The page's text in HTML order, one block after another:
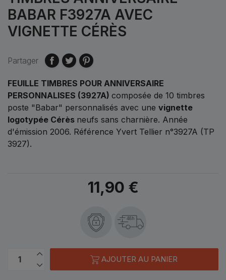
BABAR F3927A AVEC
VIGNETTE CÉRÈS
Partager
FEUILLE TIMBRES POUR ANNIVERSAIRE
PERSONNALISES (3927A) composée de 10 timbres
poste "Babar" personnalisés avec une vignette
logotypée Cérès neufs sans charnière. Année
d'émission 2006. Référence Yvert Tellier n°3927A (TP
3927).
11,90 €
48h
AJOUTER AU PANIER